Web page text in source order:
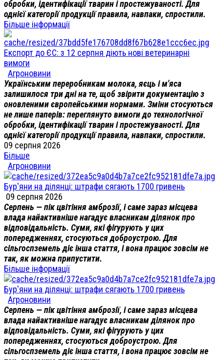
обробки, ідентифікації тварин і простежуваності. Для
однієї категорії продукції правила, навпаки, спростили.
Більше інформації
Експорт до ЄС: з 12 серпня діють нові ветеринарні
вимоги
Агроновини
Українським переробникам молока, яєць і м'яса
залишилося три дні на те, щоб звірити документацію з
оновленими європейськими нормами. Зміни стосуються
не лише паперів: переглянуто вимоги до технологічної
обробки, ідентифікації тварин і простежуваності. Для
однієї категорії продукції правила, навпаки, спростили.
09 серпня 2026
Більше
Агроновини
Бур'яни на ділянці: штрафи сягають 1700 гривень
09 серпня 2026
Серпень — пік цвітіння амброзії, і саме зараз місцева
влада найактивніше нагадує власникам ділянок про
відповідальність. Суми, які фігурують у цих
попередженнях, стосуються доброустрою. Для
сільгоспземель діє інша стаття, і вона працює зовсім не
так, як можна припустити.
Більше інформації
Бур'яни на ділянці: штрафи сягають 1700 гривень
Агроновини
Серпень — пік цвітіння амброзії, і саме зараз місцева
влада найактивніше нагадує власникам ділянок про
відповідальність. Суми, які фігурують у цих
попередженнях, стосуються доброустрою. Для
сільгоспземель діє інша стаття, і вона працює зовсім не